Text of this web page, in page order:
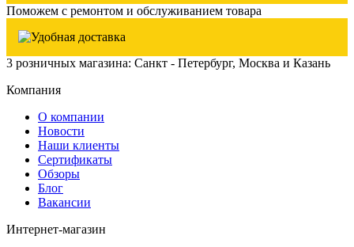
Поможем с ремонтом и обслуживанием товара
3 розничных магазина: Санкт - Петербург, Москва и Казань
Компания
О компании
Новости
Наши клиенты
Сертификаты
Обзоры
Блог
Вакансии
Интернет-магазин